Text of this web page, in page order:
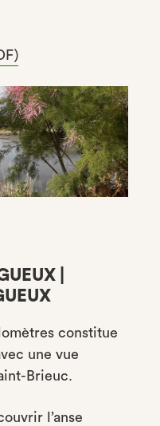
|
constitue
une vue
Brieuc.
l’anse